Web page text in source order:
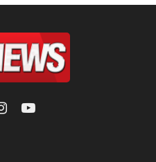
InstagramYouTube